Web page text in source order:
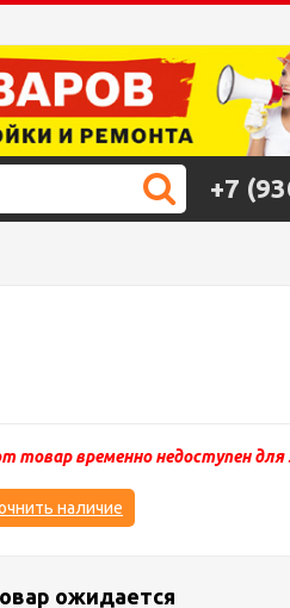
+7
товар временно недоступен для
наличие
ожидается